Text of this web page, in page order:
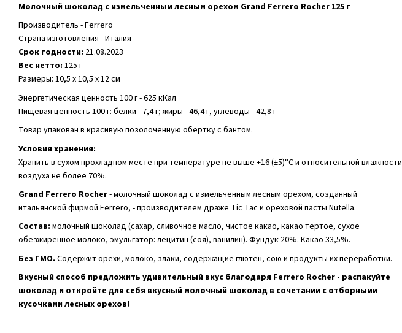
Молочный шоколад с измельченным лесным орехом Grand Ferrero Rocher 125 г
Производитель - Ferrero
Страна изготовления - Италия
Срок годности: 21.08.2023
Вес нетто: 125 г
Размеры: 10,5 х 10,5 х 12 см
Энергетическая ценность 100 г - 625 кКал
Пищевая ценность 100 г: белки - 7,4 г; жиры - 46,4 г, углеводы - 42,8 г
Товар упакован в красивую позолоченную обертку с бантом.
Условия хранения:
Хранить в сухом прохладном месте при температуре не выше +16 (±5)°C и относительной влажности
воздуха не более 70%.
Grand Ferrero Rocher- молочный шоколад с измельченным лесным орехом, созданный
итальянской фирмой Ferrero, - производителем драже Tic Tac и ореховой пасты Nutella.
Состав: молочный шоколад (сахар, сливочное масло, чистое какао, какао тертое, сухое
обезжиренное молоко, эмульгатор: лецитин (соя), ванилин). Фундук 20%. Какао 33,5%.
Без ГМО. Содержит орехи, молоко, злаки, содержащие глютен, сою и продукты их переработки.
Вкусный способ предложить удивительный вкус благодаря Ferrero Rocher - распакуйте
шоколад и откройте для себя вкусный молочный шоколад в сочетании с отборными
кусочками лесных орехов!